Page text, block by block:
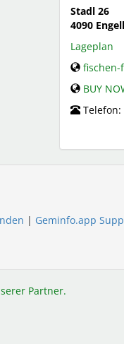
Stadl 26
4090
Lageplan
BUY
Telefon:
| Geminfo.app
Partner.